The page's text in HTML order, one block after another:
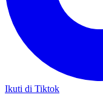
Ikuti di Tiktok